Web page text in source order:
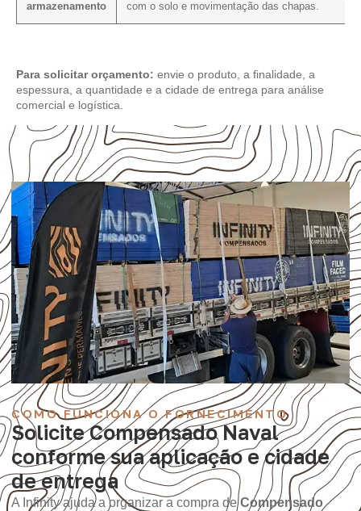
armazenamento
com o solo e movimentação das chapas.
Para solicitar orçamento: envie o produto, a finalidade, a
espessura, a quantidade e a cidade de entrega para análise
comercial e logística.
COMO FUNCIONA O FORNECIMENTO
Solicite Compensado Naval
conforme sua aplicação e cidade
de entrega
A Infinity ajuda a organizar a compra deCompensado